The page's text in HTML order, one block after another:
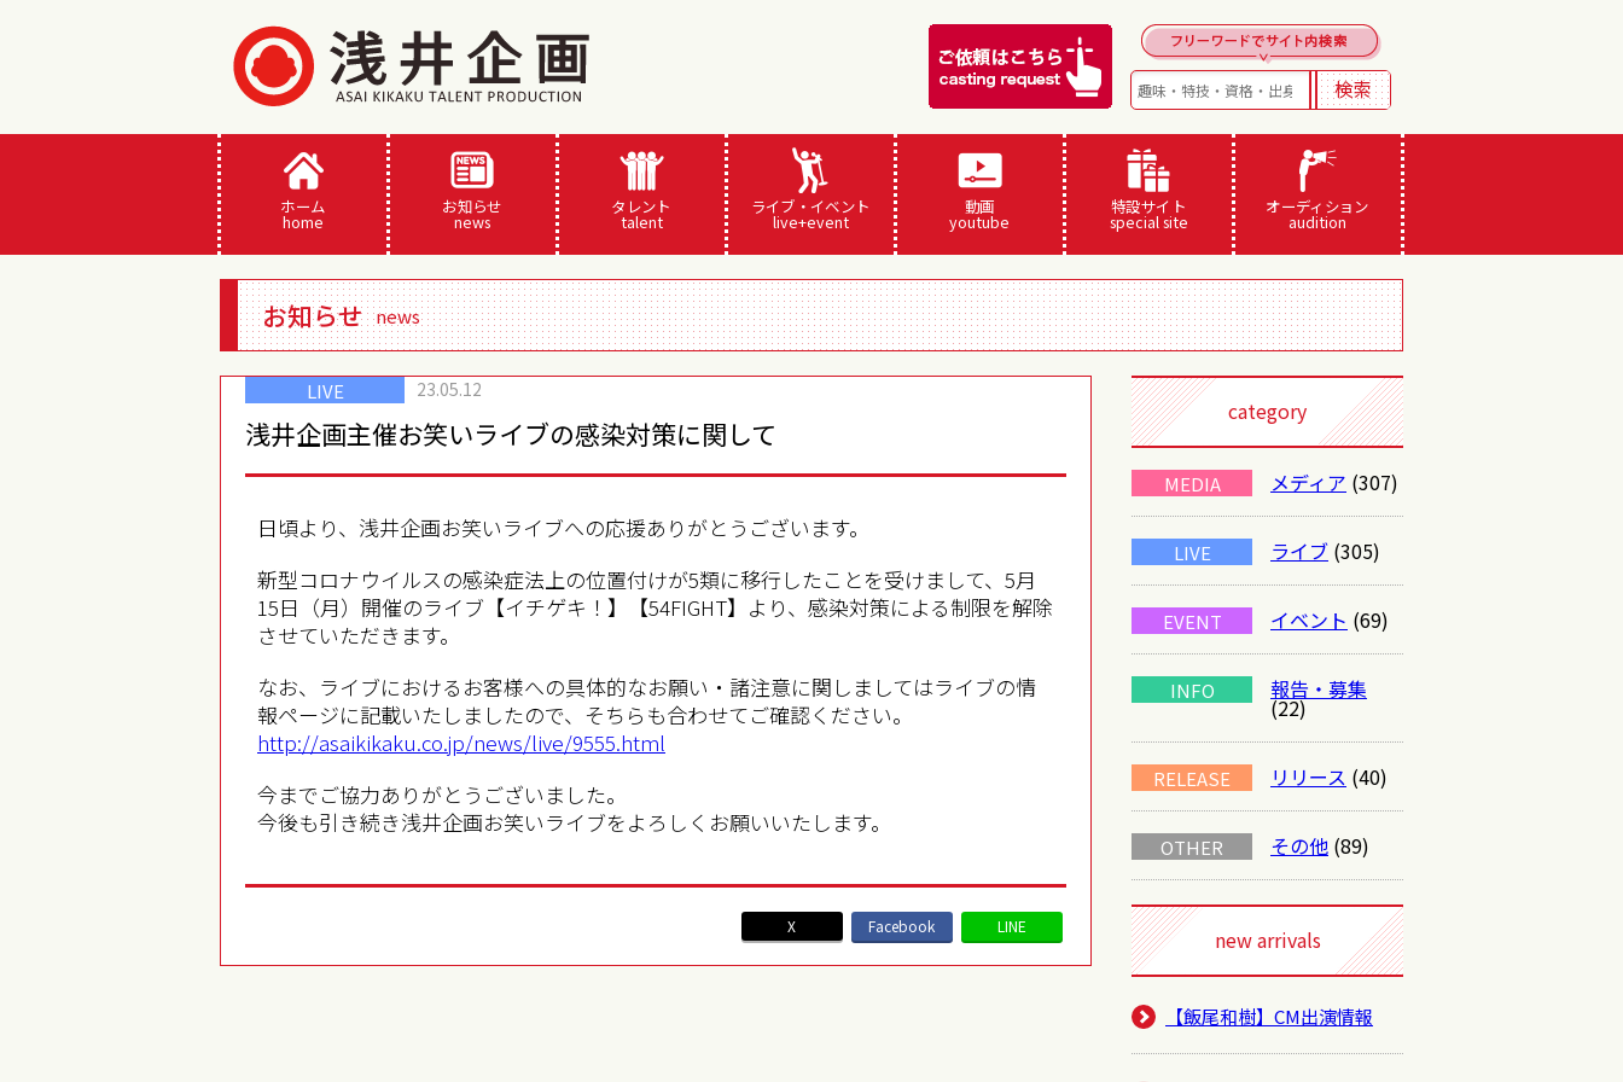
ホーム
home
お知らせ
news
タレント
talent
ライブ・イベント
live+event
動画
youtube
特設サイト
special site
オーディション
audition
お知らせ news
LIVE 23.05.12
浅井企画主催お笑いライブの感染対策に関して
日頃より、浅井企画お笑いライブへの応援ありがとうございます。
新型コロナウイルスの感染症法上の位置付けが5類に移行したことを受けまして、5月
15日（月）開催のライブ【イチゲキ！】【54FIGHT】より、感染対策による制限を解除
させていただきます。
なお、ライブにおけるお客様への具体的なお願い・諸注意に関しましてはライブの情
報ページに記載いたしましたので、そちらも合わせてご確認ください。
http://asaikikaku.co.jp/news/live/9555.html
今までご協力ありがとうございました。
今後も引き続き浅井企画お笑いライブをよろしくお願いいたします。
LINE
Facebook
X
category
MEDIA メディア (307)
LIVE ライブ (305)
EVENT イベント (69)
INFO 報告・募集
(22)
RELEASE リリース (40)
OTHER その他 (89)
new arrivals
【飯尾和樹】CM出演情報